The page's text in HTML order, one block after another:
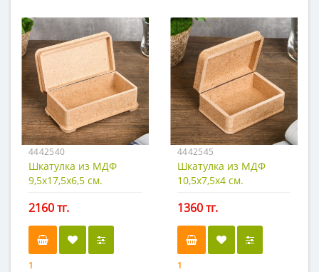
4442540
Шкатулка из МДФ
9,5х17,5х6,5 см.
2160 тг.
1
4442545
Шкатулка из МДФ
10,5х7,5х4 см.
1360 тг.
1